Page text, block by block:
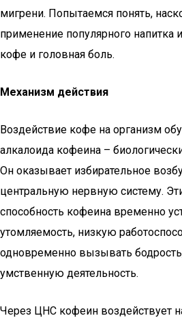
мигрени. Попытаемся понять,
применение популярного напитка
кофе и головная боль.
Механизм действия
Воздействие кофе на организм
алкалоида кофеина –
Он оказывает избирательное
центральную нервную систему.
способность кофеина временно
утомляемость, низкую
одновременно вызывать
умственную деятельность.
Через ЦНС кофеин воздействует